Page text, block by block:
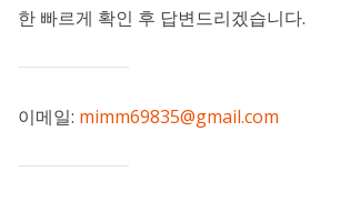
한 빠르게 확인 후 답변드리겠습니다.
이메일: mimm69835@gmail.com